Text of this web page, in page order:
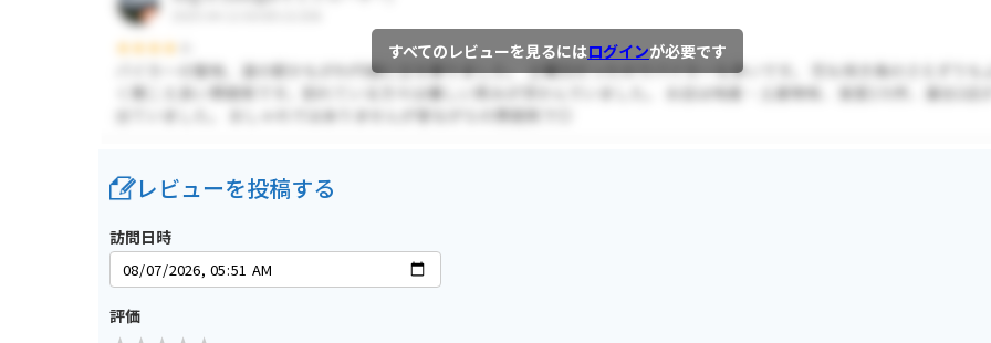
すべてのレビューを見るにはログインが必要です
レビューを投稿する
訪問日時
評価